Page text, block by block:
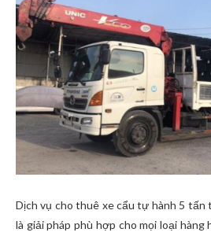
Dịch vụ cho thuê xe cẩu tự hành 5 tấn
là giải pháp phù hợp cho mọi loại